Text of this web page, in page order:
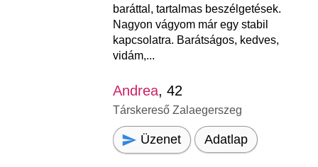
baráttal, tartalmas beszélgetések.
Nagyon vágyom már egy stabil
kapcsolatra. Barátságos, kedves,
vidám,...
Andrea, 42
Társkereső Zalaegerszeg
Üzenet Adatlap